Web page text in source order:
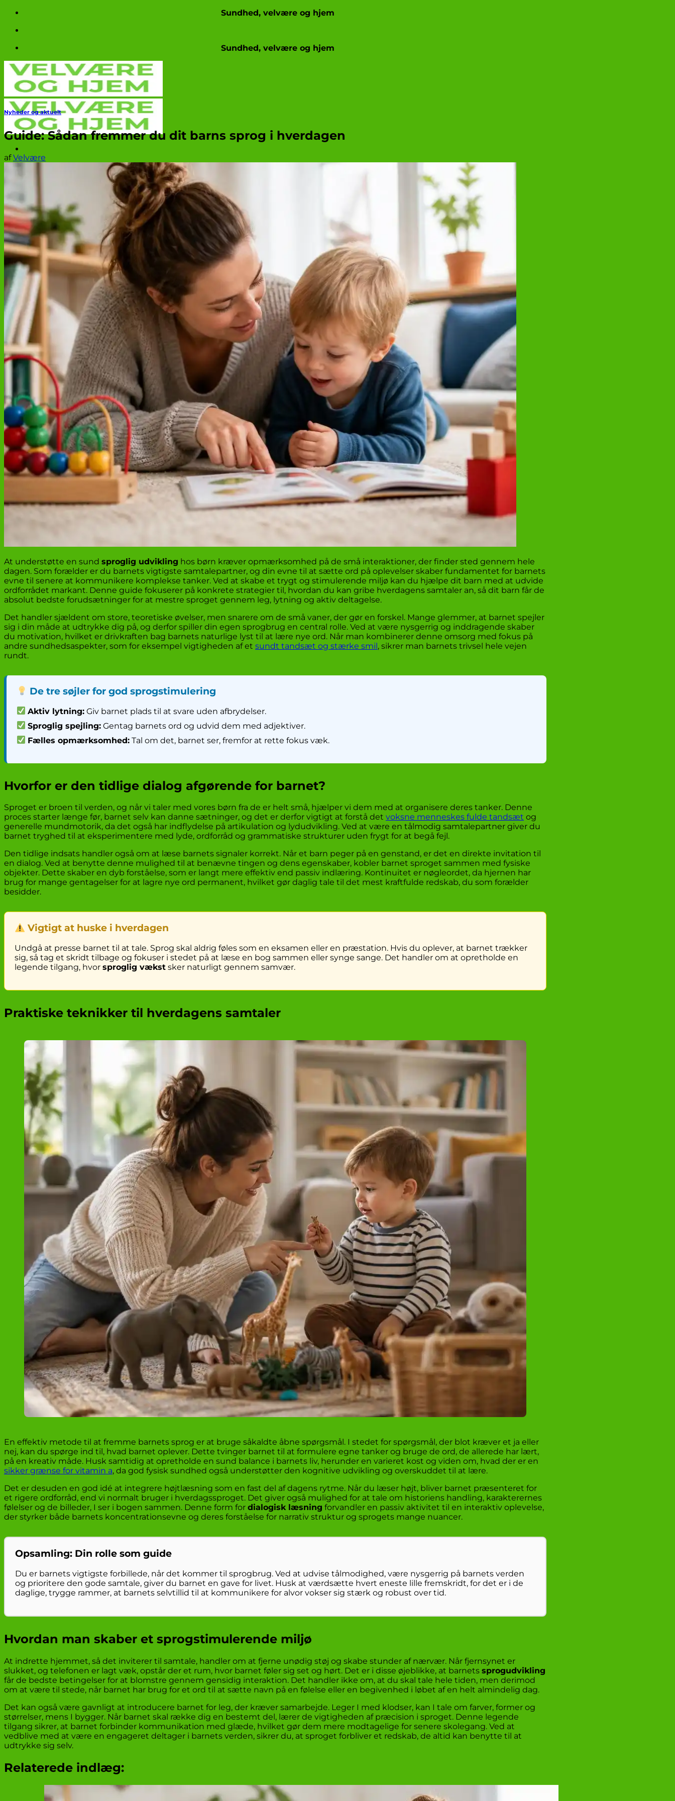
Fortsæt
indhold
Sundhed, velvære og hjem
Sundhed, velvære og hjem
Nyheder og aktuelt
Nyheder og aktuelt
Guide: Sådan fremmer du dit barns sprog i hverdagen
afVelvære
At understøtte en sund sproglig udvikling hos børn kræver opmærksomhed på de små interaktioner, der finder sted gennem hele
dagen. Som forælder er du barnets vigtigste samtalepartner, og din evne til at sætte ord på oplevelser skaber fundamentet for barnets
evne til senere at kommunikere komplekse tanker. Ved at skabe et trygt og stimulerende miljø kan du hjælpe dit barn med at udvide
ordforrådet markant. Denne guide fokuserer på konkrete strategier til, hvordan du kan gribe hverdagens samtaler an, så dit barn får de
absolut bedste forudsætninger for at mestre sproget gennem leg, lytning og aktiv deltagelse.
Det handler sjældent om store, teoretiske øvelser, men snarere om de små vaner, der gør en forskel. Mange glemmer, at barnet spejler
sig i din måde at udtrykke dig på, og derfor spiller din egen sprogbrug en central rolle. Ved at være nysgerrig og inddragende skaber
du motivation, hvilket er drivkraften bag barnets naturlige lyst til at lære nye ord. Når man kombinerer denne omsorg med fokus på
andre sundhedsaspekter, som for eksempel vigtigheden af et sundt tandsæt og stærke smil, sikrer man barnets trivsel hele vejen
rundt.
De tre søjler for god sprogstimulering
Aktiv lytning: Giv barnet plads til at svare uden afbrydelser.
Sproglig spejling: Gentag barnets ord og udvid dem med adjektiver.
Fælles opmærksomhed: Tal om det, barnet ser, fremfor at rette fokus væk.
Hvorfor er den tidlige dialog afgørende for barnet?
Sproget er broen til verden, og når vi taler med vores børn fra de er helt små, hjælper vi dem med at organisere deres tanker. Denne
proces starter længe før, barnet selv kan danne sætninger, og det er derfor vigtigt at forstå det voksne menneskes fulde tandsæt og
generelle mundmotorik, da det også har indflydelse på artikulation og lydudvikling. Ved at være en tålmodig samtalepartner giver du
barnet tryghed til at eksperimentere med lyde, ordforråd og grammatiske strukturer uden frygt for at begå fejl.
Den tidlige indsats handler også om at læse barnets signaler korrekt. Når et barn peger på en genstand, er det en direkte invitation til
en dialog. Ved at benytte denne mulighed til at benævne tingen og dens egenskaber, kobler barnet sproget sammen med fysiske
objekter. Dette skaber en dyb forståelse, som er langt mere effektiv end passiv indlæring. Kontinuitet er nøgleordet, da hjernen har
brug for mange gentagelser for at lagre nye ord permanent, hvilket gør daglig tale til det mest kraftfulde redskab, du som forælder
besidder.
Vigtigt at huske i hverdagen
Undgå at presse barnet til at tale. Sprog skal aldrig føles som en eksamen eller en præstation. Hvis du oplever, at barnet trækker
sig, så tag et skridt tilbage og fokuser i stedet på at læse en bog sammen eller synge sange. Det handler om at opretholde en
legende tilgang, hvor sproglig vækst sker naturligt gennem samvær.
Praktiske teknikker til hverdagens samtaler
En effektiv metode til at fremme barnets sprog er at bruge såkaldte åbne spørgsmål. I stedet for spørgsmål, der blot kræver et ja eller
nej, kan du spørge ind til, hvad barnet oplever. Dette tvinger barnet til at formulere egne tanker og bruge de ord, de allerede har lært,
på en kreativ måde. Husk samtidig at opretholde en sund balance i barnets liv, herunder en varieret kost og viden om, hvad der er en
sikker grænse for vitamin a, da god fysisk sundhed også understøtter den kognitive udvikling og overskuddet til at lære.
Det er desuden en god idé at integrere højtlæsning som en fast del af dagens rytme. Når du læser højt, bliver barnet præsenteret for
et rigere ordforråd, end vi normalt bruger i hverdagssproget. Det giver også mulighed for at tale om historiens handling, karakterernes
følelser og de billeder, I ser i bogen sammen. Denne form for dialogisk læsning forvandler en passiv aktivitet til en interaktiv oplevelse,
der styrker både barnets koncentrationsevne og deres forståelse for narrativ struktur og sprogets mange nuancer.
Opsamling: Din rolle som guide
Du er barnets vigtigste forbillede, når det kommer til sprogbrug. Ved at udvise tålmodighed, være nysgerrig på barnets verden
og prioritere den gode samtale, giver du barnet en gave for livet. Husk at værdsætte hvert eneste lille fremskridt, for det er i de
daglige, trygge rammer, at barnets selvtillid til at kommunikere for alvor vokser sig stærk og robust over tid.
Hvordan man skaber et sprogstimulerende miljø
At indrette hjemmet, så det inviterer til samtale, handler om at fjerne unødig støj og skabe stunder af nærvær. Når fjernsynet er
slukket, og telefonen er lagt væk, opstår der et rum, hvor barnet føler sig set og hørt. Det er i disse øjeblikke, at barnets sprogudvikling
får de bedste betingelser for at blomstre gennem gensidig interaktion. Det handler ikke om, at du skal tale hele tiden, men derimod
om at være til stede, når barnet har brug for et ord til at sætte navn på en følelse eller en begivenhed i løbet af en helt almindelig dag.
Det kan også være gavnligt at introducere barnet for leg, der kræver samarbejde. Leger I med klodser, kan I tale om farver, former og
størrelser, mens I bygger. Når barnet skal række dig en bestemt del, lærer de vigtigheden af præcision i sproget. Denne legende
tilgang sikrer, at barnet forbinder kommunikation med glæde, hvilket gør dem mere modtagelige for senere skolegang. Ved at
vedblive med at være en engageret deltager i barnets verden, sikrer du, at sproget forbliver et redskab, de altid kan benytte til at
udtrykke sig selv.
Relaterede indlæg: